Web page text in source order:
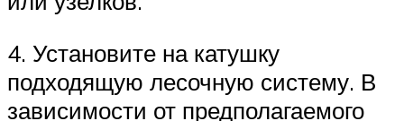
4. Установите на катушку
подходящую лесочную систему. В
зависимости от предполагаемого